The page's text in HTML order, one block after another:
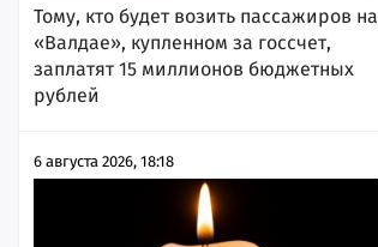
Тому, кто будет возить пассажиров на
«Валдае», купленном за госсчет,
заплатят 15 миллионов бюджетных
рублей
6 августа 2026, 18:18